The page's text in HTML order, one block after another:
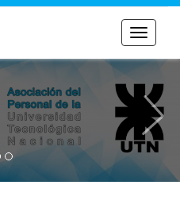
Toggle
Next